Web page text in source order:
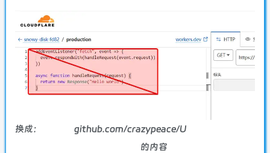
换成：
github.com/crazypeace/U
的内容